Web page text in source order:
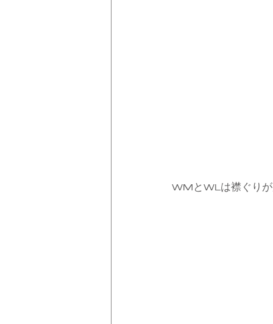
WMとWLは襟ぐり